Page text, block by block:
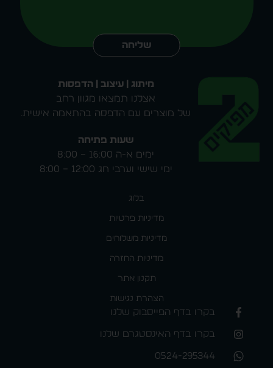
שליחה
מיתוג | עיצוב | הדפסות
אצלנו תמצאו מגוון רחב
של מוצרים עם הדפסה בהתאמה אישית.
שעות פתיחה
ימים א-ה 16:00 – 8:00
ימי שישי וערבי חג 12:00 – 8:00
בלוג
מדיניות פרטיות
מדיניות משלוחים
מדיניות החזרה
תקנון אתר
הצהרת נגישות
בקרו בדף הפייסבוק שלנו
בקרו בדף האינסטגרם שלנו
0524-295344